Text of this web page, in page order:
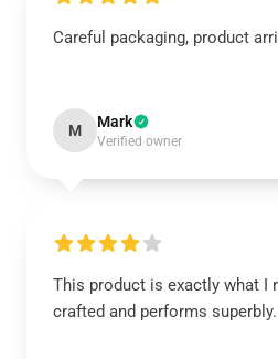
Careful packaging, product
M Mark
Verified owner
This product is exactly what I
crafted and performs superbly.